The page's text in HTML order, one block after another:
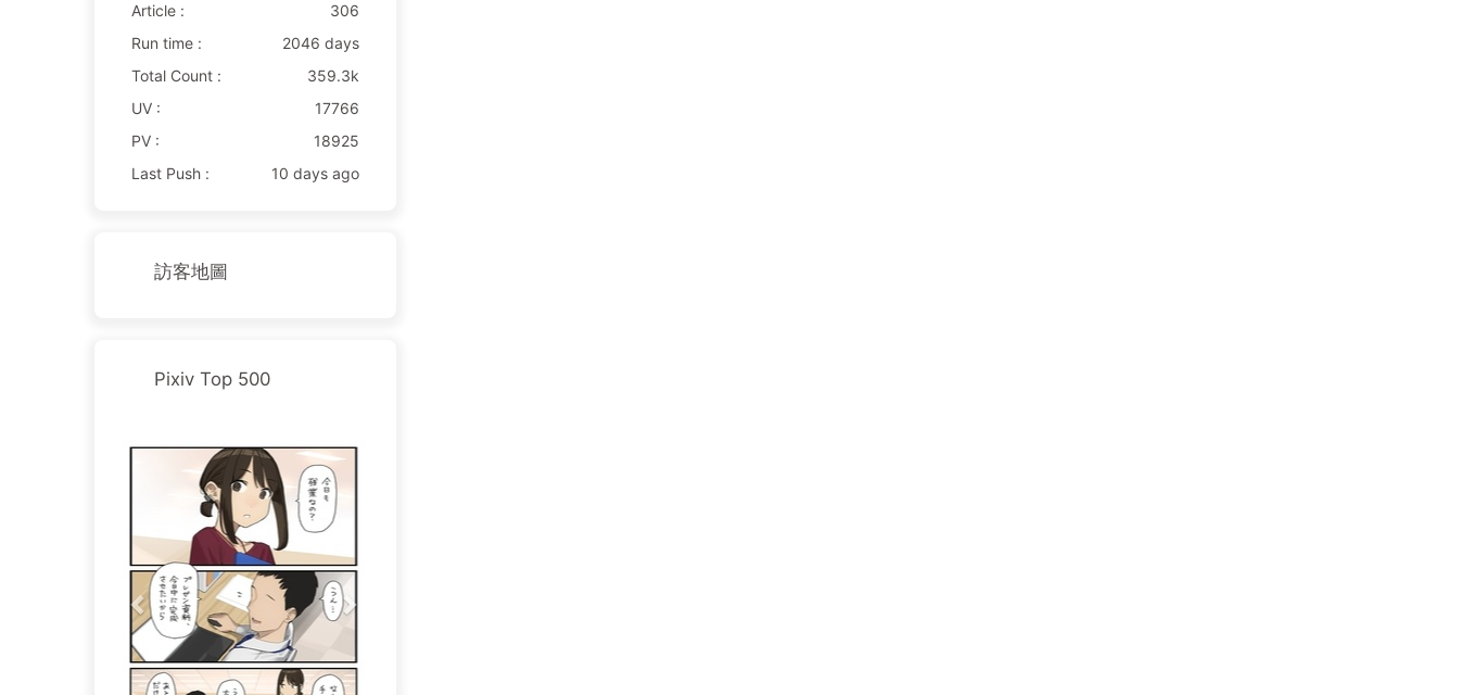
Article :
306
Run time :
2046 days
Total Count :
359.3k
UV :
17766
PV :
18925
Last Push :
10 days ago
訪客地圖
Pixiv Top 500